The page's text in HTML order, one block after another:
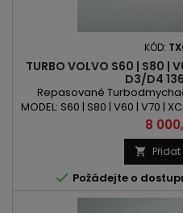
KÓD:
TURBO VOLVO S60 | S80 |
D3/D4
Repasované
MODEL: S60 | S80 | V60 | V70 |
T2 | D 5204 T3 | D 5204 T7
136PS/100kW | 163PS/
Cena
8

 Požádejte o